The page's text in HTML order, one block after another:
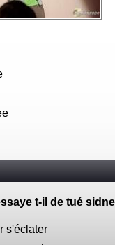
t-il de tué
s'éclater